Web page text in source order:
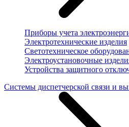
Приборы учета
Электротехнические изделия
Светотехническое
Электроустановочные
Устройства защитного
Системы диспетчерской связи и